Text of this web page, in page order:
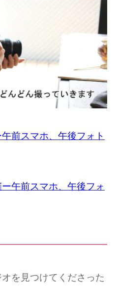
前スマホ、午後フォト
午前スマホ、午後フォ
を見つけてくださった